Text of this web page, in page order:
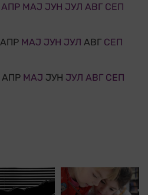
АПР МАЈ ЈУН ЈУЛ АВГ СЕП
АПР МАЈ ЈУН ЈУЛ АВГ СЕП
АПР МАЈ ЈУН ЈУЛ АВГ СЕП